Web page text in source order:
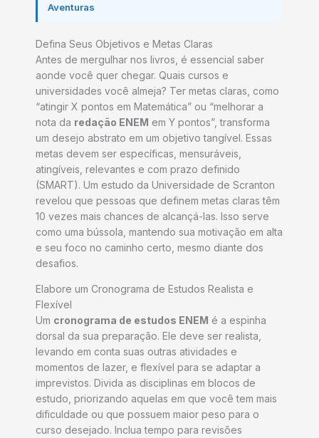
Aventuras
Defina Seus Objetivos e Metas Claras
Antes de mergulhar nos livros, é essencial saber
aonde você quer chegar. Quais cursos e
universidades você almeja? Ter metas claras, como
“atingir X pontos em Matemática” ou “melhorar a
nota da redação ENEM em Y pontos”, transforma
um desejo abstrato em um objetivo tangível. Essas
metas devem ser específicas, mensuráveis,
atingíveis, relevantes e com prazo definido
(SMART). Um estudo da Universidade de Scranton
revelou que pessoas que definem metas claras têm
10 vezes mais chances de alcançá-las. Isso serve
como uma bússola, mantendo sua motivação em alta
e seu foco no caminho certo, mesmo diante dos
desafios.
Elabore um Cronograma de Estudos Realista e
Flexível
Um cronograma de estudos ENEM é a espinha
dorsal da sua preparação. Ele deve ser realista,
levando em conta suas outras atividades e
momentos de lazer, e flexível para se adaptar a
imprevistos. Divida as disciplinas em blocos de
estudo, priorizando aquelas em que você tem mais
dificuldade ou que possuem maior peso para o
curso desejado. Inclua tempo para revisões